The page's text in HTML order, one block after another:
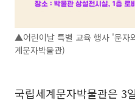
▲어린이날 특별 교육 행사 '문자
계문자박물관)
국립세계문자박물관은 3